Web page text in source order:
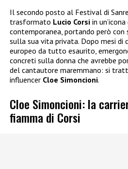
Il secondo posto al Festival di
trasformato Lucio Corsi in
contemporanea, portando però con
sulla sua vita privata. Dopo mesi di
europeo da tutto esaurito,
concreti sulla donna che avrebbe
del cantautore maremmano: si
influencer Cloe Simoncioni.
Cloe Simoncioni: la
fiamma di Corsi